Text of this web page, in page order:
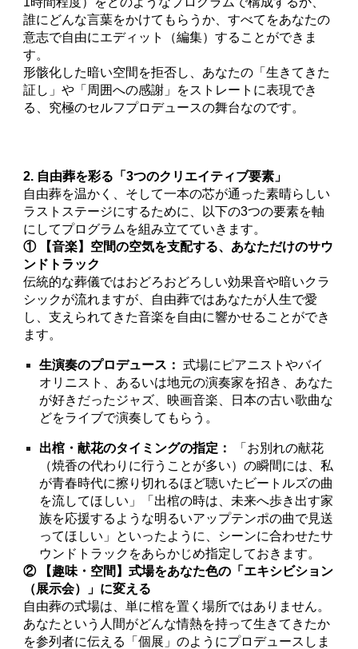
誰にどんな言葉をかけてもらうか、すべてをあなたの
意志で自由にエディット（編集）することができま
す。
形骸化した暗い空間を拒否し、あなたの「生きてきた
証し」や「周囲への感謝」をストレートに表現でき
る、究極のセルフプロデュースの舞台なのです。
2. 自由葬を彩る「3つのクリエイティブ要素」
自由葬を温かく、そして一本の芯が通った素晴らしい
ラストステージにするために、以下の3つの要素を軸
にしてプログラムを組み立てていきます。
① 【音楽】空間の空気を支配する、あなただけのサウ
ンドトラック
伝統的な葬儀ではおどろおどろしい効果音や暗いクラ
シックが流れますが、自由葬ではあなたが人生で愛
し、支えられてきた音楽を自由に響かせることができ
ます。
生演奏のプロデュース： 式場にピアニストやバイ
オリニスト、あるいは地元の演奏家を招き、あなた
が好きだったジャズ、映画音楽、日本の古い歌曲な
どをライブで演奏してもらう。
出棺・献花のタイミングの指定：
「お別れの献花
（焼香の代わりに行うことが多い）の瞬間には、私
が青春時代に擦り切れるほど聴いたビートルズの曲
を流してほしい」「出棺の時は、未来へ歩き出す家
族を応援するような明るいアップテンポの曲で見送
ってほしい」といったように、シーンに合わせたサ
ウンドトラックをあらかじめ指定しておきます。
② 【趣味・空間】式場をあなた色の「エキシビション
（展示会）」に変える
自由葬の式場は、単に棺を置く場所ではありません。
あなたという人間がどんな情熱を持って生きてきたか
を参列者に伝える「個展」のようにプロデュースしま